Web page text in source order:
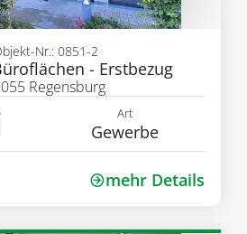
- Erstbezug
Nr.: 0851-2
Regensburg
Art
Gewerbe
mehr Details